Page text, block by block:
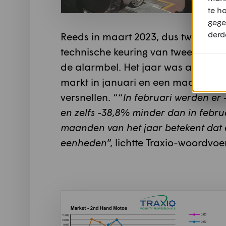
Reeds in maart 2023, dus twee
technische keuring van
de alarmbel. Het jaar was al niet
markt in januari en een maand
versnellen. ““In februari werden er
en zelfs -38,8% minder dan in
maanden van het jaar betekent dat
eenheden”, lichtte Traxio-
te